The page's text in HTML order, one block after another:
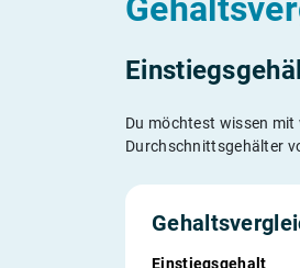
Du möchtest wissen mit
Durchschnittsgehälter
Einstiegsgehalt